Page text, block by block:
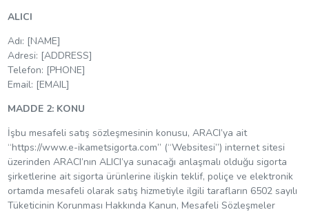
ALICI
Adı: [NAME]
Adresi: [ADDRESS]
Telefon: [PHONE]
Email: [EMAIL]
MADDE 2: KONU
İşbu mesafeli satış sözleşmesinin konusu, ARACI’ya ait
“https://www.e-ikametsigorta.com” (“Websitesi”) internet sitesi
üzerinden ARACI’nın ALICI’ya sunacağı anlaşmalı olduğu sigorta
şirketlerine ait sigorta ürünlerine ilişkin teklif, poliçe ve elektronik
ortamda mesafeli olarak satış hizmetiyle ilgili tarafların 6502 sayılı
Tüketicinin Korunması Hakkında Kanun, Mesafeli Sözleşmeler